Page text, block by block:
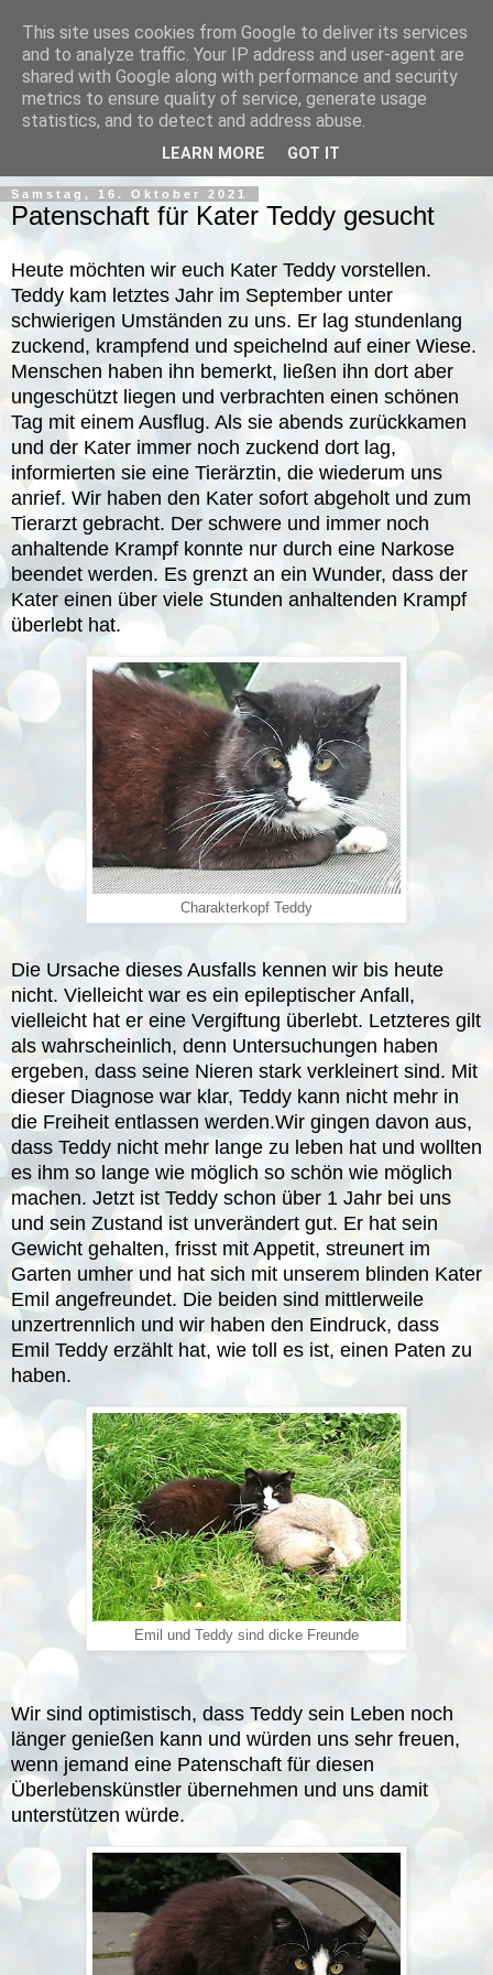
Samstag, 16. Oktober 2021
Patenschaft für Kater Teddy gesucht
Heute möchten wir euch Kater Teddy vorstellen.
Teddy kam letztes Jahr im September unter
schwierigen Umständen zu uns. Er lag stundenlang
zuckend, krampfend und speichelnd auf einer Wiese.
Menschen haben ihn bemerkt, ließen ihn dort aber
ungeschützt liegen und verbrachten einen schönen
Tag mit einem Ausflug. Als sie abends zurückkamen
und der Kater immer noch zuckend dort lag,
informierten sie eine Tierärztin, die wiederum uns
anrief. Wir haben den Kater sofort abgeholt und zum
Tierarzt gebracht. Der schwere und immer noch
anhaltende Krampf konnte nur durch eine Narkose
beendet werden. Es grenzt an ein Wunder, dass der
Kater einen über viele Stunden anhaltenden Krampf
überlebt hat.
Charakterkopf Teddy
Die Ursache dieses Ausfalls kennen wir bis heute
nicht. Vielleicht war es ein epileptischer Anfall,
vielleicht hat er eine Vergiftung überlebt. Letzteres gilt
als wahrscheinlich, denn Untersuchungen haben
ergeben, dass seine Nieren stark verkleinert sind. Mit
dieser Diagnose war klar, Teddy kann nicht mehr in
die Freiheit entlassen werden.Wir gingen davon aus,
dass Teddy nicht mehr lange zu leben hat und wollten
es ihm so lange wie möglich so schön wie möglich
machen. Jetzt ist Teddy schon über 1 Jahr bei uns
und sein Zustand ist unverändert gut. Er hat sein
Gewicht gehalten, frisst mit Appetit, streunert im
Garten umher und hat sich mit unserem blinden Kater
Emil angefreundet. Die beiden sind mittlerweile
unzertrennlich und wir haben den Eindruck, dass
Emil Teddy erzählt hat, wie toll es ist, einen Paten zu
haben.
Emil und Teddy sind dicke Freunde
Wir sind optimistisch, dass Teddy sein Leben noch
länger genießen kann und würden uns sehr freuen,
wenn jemand eine Patenschaft für diesen
Überlebenskünstler übernehmen und uns damit
unterstützen würde.
This site uses cookies from Google to deliver its services
and to analyze traffic. Your IP address and user-agent are
shared with Google along with performance and security
metrics to ensure quality of service, generate usage
statistics, and to detect and address abuse.
LEARN MORE GOT IT